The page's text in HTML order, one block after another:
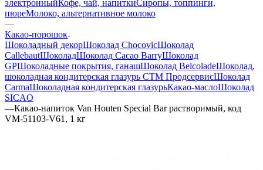
электронныйКофе, чай, напиткиСиропы, топпинги,
пюреМолоко, альтернативное молоко
—
Какао-порошок
Шоколадный декорШоколад ChocovicШоколад
CallebautШоколадШоколад Cacao BarryШоколад
GPШоколадные покрытия, ганашШоколад BelcoladeШоколад,
шоколадная кондитерская глазурь СТМ ПродсервисШоколад
CarmaШоколадная кондитерская глазурьКакао-маслоШоколад
SICAO
—Какао-напиток Van Houten Special Bar растворимый, код
VM-51103-V61, 1 кг